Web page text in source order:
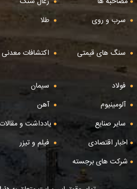
سرب و روی
طلا
سنگ های قیمتی
اکتشافات معدنی
فولاد
سیمان
آلومینیوم
آهن
سایر صنایع
یادداشت و مقالات
اخبار اقتصادی
فیلم و تیزر
شرکت های برجسته